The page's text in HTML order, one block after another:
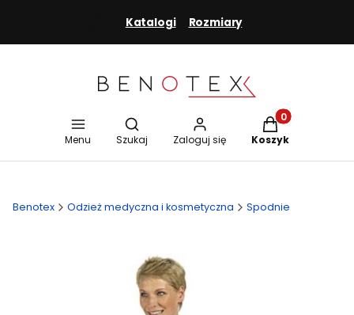
Katalogi Rozmiary
Menu
Otwórz wyszukiwarkę
Szukaj Zaloguj się
Produkty w
Koszyk
Benotex Odzież medyczna i kosmetyczna Spodnie